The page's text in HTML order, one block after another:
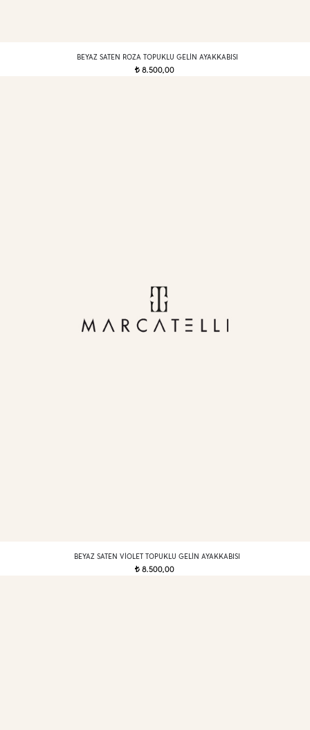
BEYAZ SATEN ROZA TOPUKLU GELIN AYAKKABISI
t8.500,00
BEYAZ SATEN VIOLET TOPUKLU GELIN AYAKKABISI
t8.500,00